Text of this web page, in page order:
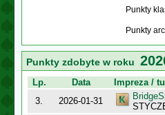
Punkty
Punkty
Punkty zdobyte w roku
Lp. Data
Impreza /
3.
2026-01-31